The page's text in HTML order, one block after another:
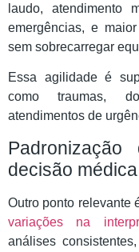
laudo, atendimento
emergências, e
sem sobrecarregar
Essa agilidade é
como traumas,
atendimentos de
decisão médica
Outro ponto relevante
variações na
análises